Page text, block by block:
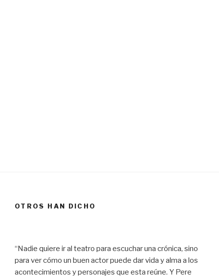
OTROS HAN DICHO
“Nadie quiere ir al teatro para escuchar una crónica, sino
para ver cómo un buen actor puede dar vida y alma a los
acontecimientos y personajes que esta reúne. Y Pere